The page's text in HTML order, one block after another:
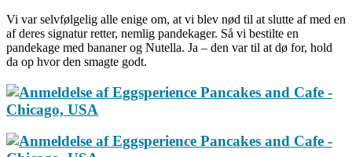
Vi var selvfølgelig alle enige om, at vi blev nød til at slutte af med en
af deres signatur retter, nemlig pandekager. Så vi bestilte en
pandekage med bananer og Nutella. Ja – den var til at dø for, hold
da op hvor den smagte godt.